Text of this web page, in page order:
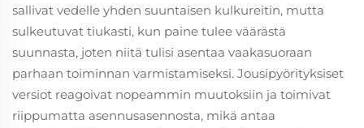
sallivat vedelle yhden suuntaisen kulkureitin, mutta
sulkeutuvat tiukasti, kun paine tulee väärästä
suunnasta, joten niitä tulisi asentaa vaakasuoraan
parhaan toiminnan varmistamiseksi. Jousipyörityksiset
versiot reagoivat nopeammin muutoksiin ja toimivat
riippumatta asennusasennosta, mikä antaa